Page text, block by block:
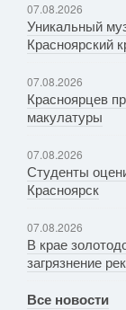
07.08.2026
Уникальный
Красноярский
07.08.2026
Красноярцев
макулатуры
07.08.2026
Студенты
Красноярск
07.08.2026
В крае
загрязнение рек
Все новости